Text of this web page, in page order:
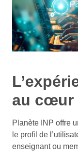
au cœur
Planète INP offre
le profil de
enseignant ou